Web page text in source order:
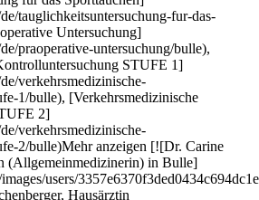
de/tauglichkeitsuntersuchung-fur-das-sporttauchen/bulle), [Präoperative Untersuchung](https://www.onedoc.ch/de/praoperative-untersuchung/bulle), [Verkehrsmedizinische Kontrolluntersuchung STUFE 1](https://www.onedoc.ch/de/verkehrsmedizinische-kontrolluntersuchung-stufe-1/bulle), [Verkehrsmedizinische Kontrolluntersuchung STUFE 2](https://www.onedoc.ch/de/verkehrsmedizinische-kontrolluntersuchung-stufe-2/bulle)Mehr anzeigen [![Dr. Carine Eichenberger, Hausärztin (Allgemeinmedizinerin) in Bulle](https://assets.onedoc.ch/images/users/3357e6370f3ded0434c694dc1e04c51154bb786c977bd56ae6ffafa34bff3996-small.jpg "Dr. Carine Eichenberger, Hausärztin (Allgemeinmedizinerin) in Bulle")](https://www.onedoc.ch/de/hausarztin-allgemeinmedizinerin/bulle/pcyhc/dr-carine-eichenberger) ### [Dr. Carine Eichenberger](https://www.onedoc.ch/de/hausarztin-allgemeinmedizinerin/bulle/pcyhc/dr-carine-eichenberger) ![Abzeichen, das ein verifiziertes Profil kennzeichnet](https://www.onedoc.ch/assets/images/icons/checkmark.svg) [Hausärztin (Allgemeinmedizinerin)](https://www.onedoc.ch/de/hausarzt-allgemeinmedizin/bulle) [Medbase Bulle](https://www.onedoc.ch/de/medizinische-praxis/bulle/ebcmj/medbase-bulle) Rue du Château-d'En-Bas 2 1630 Bulle ![Dr. Carine Eichenberger ist bei Medbase angeschlossen](https://assets.onedoc.ch/images/networks/logos/f5eeafeb3e2695f80dba6bfea4fc4a0c36c3323a83934f509b4377455dac4244-small.png) ![Patient mit Minuszeichen, der anzeigt, dass keine neuen Patienten angenommen werden](https://www.onedoc.ch/assets/images/icons/no-new-patients.svg)Akzeptiert keine neuen Patienten [Termin buchen](https://www.onedoc.ch/de/hausarztin-allgemeinmedizinerin/bulle/pcyhc/dr-carine-eichenberger) Expertisen:[Vorsorgeuntersuchung | Check up](https://www.onedoc.ch/de/vorsorgeuntersuchung-check-up/bulle), [Impfberatung](https://www.onedoc.ch/de/impfberatung/bulle), [Tauglichkeitsuntersuchung für das Sporttauchen](https://www.onedoc.ch/de/tauglichkeitsuntersuchung-fur-das-sporttauchen/bulle), [Präoperative Untersuchung](https://www.onedoc.ch/de/praoperative-untersuchung/bulle), [Verkehrsmedizinische Kontrolluntersuchung STUFE 1](https://www.onedoc.ch/de/verkehrsmedizinische-kontrolluntersuchung-stufe-1/bulle), [Verkehrsmedizinische Kontrolluntersuchung STUFE 2](https://www.onedoc.ch/de/verkehrsmedizinische-kontrolluntersuchung-stufe-2/bulle)Mehr anzeigen Expertisen:[Vorsorgeuntersuchung | Check up](https://www.onedoc.ch/de/vorsorgeuntersuchung-check-up/bulle), [Impfberatung](https://www.onedoc.ch/de/impfberatung/bulle), [Tauglichkeitsuntersuchung für das Sporttauchen](https://www.onedoc.ch/de/tauglichkeitsuntersuchung-fur-das-sporttauchen/bulle), [Präoperative Untersuchung](https://www.onedoc.ch/de/praoperative-untersuchung/bulle), [Verkehrsmedizinische Kontrolluntersuchung STUFE 1](https://www.onedoc.ch/de/verkehrsmedizinische-kontrolluntersuchung-stufe-1/bulle), [Verkehrsmedizinische Kontrolluntersuchung STUFE 2](https://www.onedoc.ch/de/verkehrsmedizinische-kontrolluntersuchung-stufe-2/bulle)Mehr anzeigen [![Dr. Mickaël Ransan, Hausarzt (Allgemeinmedizin) in Vaulruz](https://assets.onedoc.ch/images/users/1e703547de51b8124a581bfd7ed029f055d27126dd5e8d573dd2756a7130bf70-small.jpg "Dr. Mickaël Ransan, Hausarzt (Allgemeinmedizin) in Vaulruz")](https://www.onedoc.ch/de/hausarzt-allgemeinmedizin/vaulruz/pctwt/dr-mickael-ransan) ### [Dr. Mickaël Ransan](https://www.onedoc.ch/de/hausarzt-allgemeinmedizin/vaulruz/pctwt/dr-mickael-ransan) ![Abzeichen, das ein verifiziertes Profil kennzeichnet](https://www.onedoc.ch/assets/images/icons/checkmark.svg) [Hausarzt (Allgemeinmedizin)](https://www.onedoc.ch/de/hausarzt-allgemeinmedizin/vaulruz) Cabinet médical - Docteur Mickaël Ransan Grand-Rue 76 1627 Vaulruz ![Dr. Mickaël Ransan ist bei Réseau Delta angeschlossen](https://assets.onedoc.ch/images/networks/logos/bc7306ac026c686f85d463e96b3cb0053f7de03c9f7a5fae3aa7114a276838ea-small.png) ![Patient mit Pluszeichen, der anzeigt, dass neue Patienten angenommen werden](https://www.onedoc.ch/assets/images/icons/new-patients.svg)Akzeptiert neue Patienten [Termin buchen](https://www.onedoc.ch/de/hausarzt-allgemeinmedizin/vaulruz/pctwt/dr-mickael-ransan) Expertisen:[Vorsorgeuntersuchung | Check up](https://www.onedoc.ch/de/vorsorgeuntersuchung-check-up/vaulruz), [Reiseberatung](https://www.onedoc.ch/de/reiseberatung/vaulruz), [Verkehrsmedizinische Kontrolluntersuchung STUFE 1](https://www.onedoc.ch/de/verkehrsmedizinische-kontrolluntersuchung-stufe-1/vaulruz), [Verkehrsmedizinische Kontrolluntersuchung STUFE 2](https://www.onedoc.ch/de/verkehrsmedizinische-kontrolluntersuchung-stufe-2/vaulruz), [Nachtarbeitsuntersuchung](https://www.onedoc.ch/de/nachtarbeitsuntersuchung/vaulruz), [Grippe | Influenza | Grippesymptome | Schnupfen](https://www.onedoc.ch/de/grippe-influenza-grippesymptome-schnupfen/vaulruz), [Harnwegsinfektion | Zystitis | Blasenentzündung](https://www.onedoc.ch/de/harnwegsinfektion-zystitis-blasenentzundung/vaulruz), [Halsschmerzen | Angina](https://www.onedoc.ch/de/halsschmerzen-angina/vaulruz), [Hausärztlicher Notfall](https://www.onedoc.ch/de/hausarztlicher-notfall/vaulruz), [Hepatitis A/B Impfung](https://www.onedoc.ch/de/hepatitis-a-b-impfung/vaulruz), [Impfberatung](https://www.onedoc.ch/de/impfberatung/vaulruz), [Aktualisierung des Impfbuchs](https://www.onedoc.ch/de/aktualisierung-des-impfbuchs/vaulruz), [Zeckenimpfung (FSME)](https://www.onedoc.ch/de/zeckenimpfung-fsme/vaulruz), [Masern - Mumps - Röteln - Impfung (MMR)](https://www.onedoc.ch/de/masern-mumps-roteln-impfung-mmr/vaulruz), [Impfung gegen Tetanus - Diphtherie - Keuchhusten (DTP)](https://www.onedoc.ch/de/impfung-gegen-tetanus-diphtherie-keuchhusten-dtp/vaulruz)Mehr anzeigen Expertisen:[Vorsorgeuntersuchung | Check up](https://www.onedoc.ch/de/vorsorgeuntersuchung-check-up/vaulruz), [Reiseberatung](https://www.onedoc.ch/de/reiseberatung/vaulruz), [Verkehrsmedizinische Kontrolluntersuchung STUFE 1](https://www.onedoc.ch/de/verkehrsmedizinische-kontrolluntersuchung-stufe-1/vaulruz), [Verkehrsmedizinische Kontrolluntersuchung STUFE 2](https://www.onedoc.ch/de/verkehrsmedizinische-kontrolluntersuchung-stufe-2/vaulruz), [Nachtarbeitsuntersuchung](https://www.onedoc.ch/de/nachtarbeitsuntersuchung/vaulruz), [Grippe | Influenza | Grippesymptome | Schnupfen](https://www.onedoc.ch/de/grippe-influenza-grippesymptome-schnupfen/vaulruz), [Harnwegsinfektion | Zystitis | Blasenentzündung](https://www.onedoc.ch/de/harnwegsinfektion-zystitis-blasenentzundung/vaulruz), [Halsschmerzen | Angina](https://www.onedoc.ch/de/halsschmerzen-angina/vaulruz), [Hausärztlicher Notfall](https://www.onedoc.ch/de/hausarztlicher-notfall/vaulruz), [Hepatitis A/B Impfung](https://www.onedoc.ch/de/hepatitis-a-b-impfung/vaulruz), [Impfberatung](https://www.onedoc.ch/de/impfberatung/vaulruz), [Aktualisierung des Impfbuchs](https://www.onedoc.ch/de/aktualisierung-des-impfbuchs/vaulruz), [Zeckenimpfung (FSME)](https://www.onedoc.ch/de/zeckenimpfung-fsme/vaulruz), [Masern - Mumps - Röteln - Impfung (MMR)](https://www.onedoc.ch/de/masern-mumps-roteln-impfung-mmr/vaulruz), [Impfung gegen Tetanus - Diphtherie - Keuchhusten (DTP)](https://www.onedoc.ch/de/impfung-gegen-tetanus-diphtherie-keuchhusten-dtp/vaulruz)Mehr anzeigen [![Dr. Marie Pierre, Hausärztin (Allgemeinmedizinerin) in Treyvaux](https://assets.onedoc.ch/images/users/6f220a66cb52183ffa9542a055d7a44337fc30799989d547b7720fcfb6a2d535-small.jpg "Dr. Marie Pierre, Hausärztin (Allgemeinmedizinerin) in Treyvaux")](https://www.onedoc.ch/de/hausarztin-allgemeinmedizinerin/treyvaux/pc0wd/dr-marie-pierre) ### [Dr. Marie Pierre](https://www.onedoc.ch/de/hausarztin-allgemeinmedizinerin/treyvaux/pc0wd/dr-marie-pierre) ![Abzeichen, das ein verifiziertes Profil kennzeichnet](https://www.onedoc.ch/assets/images/icons/checkmark.svg) [Hausärztin (Allgemeinmedizinerin)](https://www.onedoc.ch/de/hausarzt-allgemeinmedizin/treyvaux) [Cabinet Médical de Treyvaux](https://www.onedoc.ch/de/medizinische-praxis/treyvaux/ebd77/cabinet-medical-de-treyvaux) Route d'Arconciel 3 1733 Treyvaux ![Dr. Marie Pierre ist bei Réseau Delta angeschlossen](https://assets.onedoc.ch/images/networks/logos/bc7306ac026c686f85d463e96b3cb0053f7de03c9f7a5fae3aa7114a276838ea-small.png) ![Patient mit Pluszeichen, der anzeigt, dass neue Patienten angenommen werden](https://www.onedoc.ch/assets/images/icons/new-patients.svg)Akzeptiert neue Patienten [Termin buchen](https://www.onedoc.ch/de/hausarztin-allgemeinmedizinerin/treyvaux/pc0wd/dr-marie-pierre) Expertisen:[Vorsorgeuntersuchung | Check up](https://www.onedoc.ch/de/vorsorgeuntersuchung-check-up/treyvaux), [Impfberatung](https://www.onedoc.ch/de/impfberatung/treyvaux), [Hausärztlicher Notfall](https://www.onedoc.ch/de/hausarztlicher-notfall/treyvaux), [Halsschmerzen | Angina](https://www.onedoc.ch/de/halsschmerzen-angina/treyvaux), [Harnwegsinfektion | Zystitis | Blasenentzündung](https://www.onedoc.ch/de/harnwegsinfektion-zystitis-blasenentzundung/treyvaux), [Grippe | Influenza | Grippesymptome | Schnupfen](https://www.onedoc.ch/de/grippe-influenza-grippesymptome-schnupfen/treyvaux)Mehr anzeigen Expertisen:[Vorsorgeuntersuchung | Check up](https://www.onedoc.ch/de/vorsorgeuntersuchung-check-up/treyvaux), [Impfberatung](https://www.onedoc.ch/de/impfberatung/treyvaux), [Hausärztlicher Notfall](https://www.onedoc.ch/de/hausarztlicher-notfall/treyvaux), [Halsschmerzen | Angina](https://www.onedoc.ch/de/halsschmerzen-angina/treyvaux), [Harnwegsinfektion | Zystitis | Blasenentzündung](https://www.onedoc.ch/de/harnwegsinfektion-zystitis-blasenentzundung/treyvaux), [Grippe | Influenza | Grippesymptome | Schnupfen](https://www.onedoc.ch/de/grippe-influenza-grippesymptome-schnupfen/treyvaux)Mehr anzeigen [![Dr. Ioana Tudor, Fachärztin für Allgemeine Innere Medizin in Hauterive](https://assets.onedoc.ch/images/users/6713519fa704e8f3b4e0a20dada5d467309eb79fe70f61e910502d8c6f03d0a8-small.png "Dr. Ioana Tudor, Fachärztin für Allgem